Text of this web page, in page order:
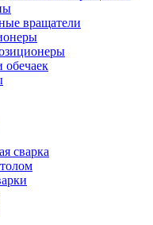
вращатели
сварка